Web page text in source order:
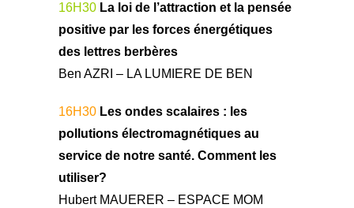
16H30 La loi de l’attraction et la pensée
positive par les forces énergétiques
des lettres berbères
Ben AZRI – LA LUMIERE DE BEN
16H30 Les ondes scalaires : les
pollutions électromagnétiques au
service de notre santé. Comment les
utiliser?
Hubert MAUERER – ESPACE MOM